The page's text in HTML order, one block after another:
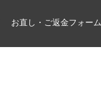
お直し・ご返金フォーム